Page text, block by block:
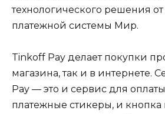
технологического решения
платежной системы Мир.
Tinkoff Pay делает покупки
магазина, так и в интернете.
Pay — это и сервис для
платежные стикеры, и кнопка